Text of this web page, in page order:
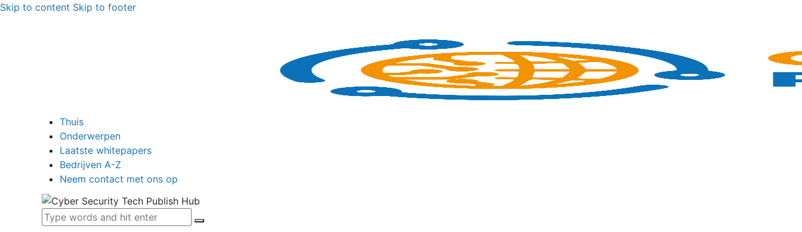
Skip to content Skip to footer
Thuis
Onderwerpen
Laatste whitepapers
Bedrijven A-Z
Neem contact met ons op